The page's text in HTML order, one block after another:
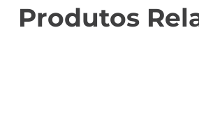
Preparar o Chá Twinings de
deste chá quente ou até
Produtos